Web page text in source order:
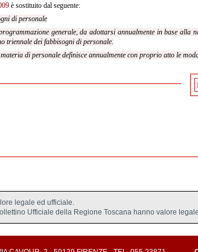
è sostituito dal seguente:
di personale
generale, da adottarsi annualmente in base
triennale dei fabbisogni di personale.
di personale definisce annualmente con proprio atto le
legale ed ufficiale.
Ufficiale della Regione Toscana hanno valore